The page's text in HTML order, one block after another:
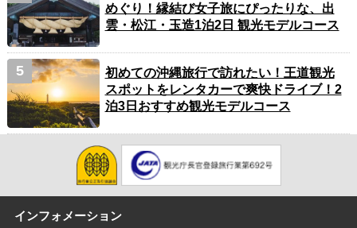
めぐり！縁結び女子旅にぴったりな、出
雲・松江・玉造1泊2日 観光モデルコース
初めての沖縄旅行で訪れたい！王道観光
スポットをレンタカーで爽快ドライブ！2
泊3日おすすめ観光モデルコース
インフォメーション